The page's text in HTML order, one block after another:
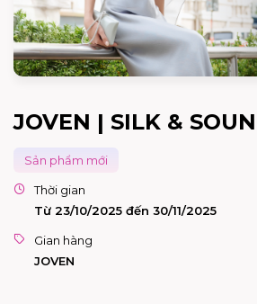
JOVEN | SILK &
Sản phẩm mới
Thời gian
Từ 23/10/2025 đến 30/11/2025
Gian hàng
JOVEN